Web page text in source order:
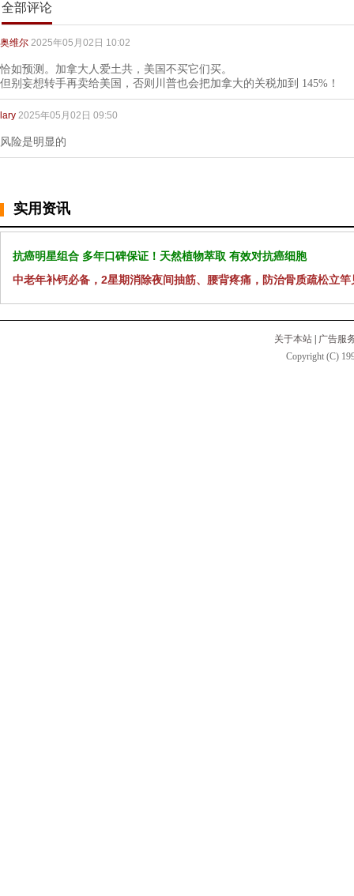
全部评论
奥维尔 2025年05月02日 10:02
恰如预测。加拿大人爱土共，美国不买它们买。
但别妄想转手再卖给美国，否则川普也会把加拿大的关税加到 145%！
lary 2025年05月02日 09:50
风险是明显的
实用资讯
抗癌明星组合 多年口碑保证！天然植物萃取 有效对抗癌细胞
中老年补钙必备，2星期消除夜间抽筋、腰背疼痛，防治骨质疏松立竿
关于本站
广告服
Copyright (C)